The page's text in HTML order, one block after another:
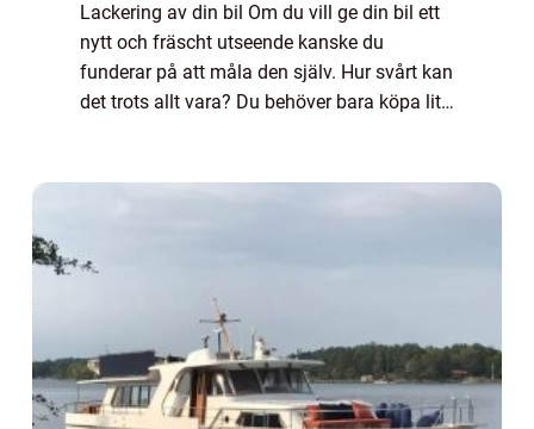
Lackering av din bil Om du vill ge din bil ett
nytt och fräscht utseende kanske du
funderar på att måla den själv. Hur svårt kan
det trots allt vara? Du behöver bara köpa lite